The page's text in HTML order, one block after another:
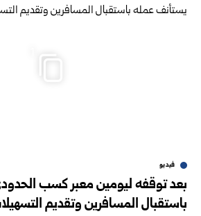
فيديو
بعد توقفه ليومين معبر كسب
باستقبال المسافرين وتقديم